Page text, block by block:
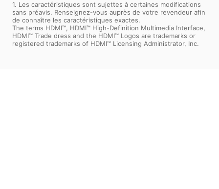
1. Les caractéristiques sont sujettes à certaines modifications
sans préavis. Renseignez-vous auprès de votre revendeur afin
de connaître les caractéristiques exactes.
The terms HDMI™, HDMI™ High-Definition Multimedia Interface,
HDMI™ Trade dress and the HDMI™ Logos are trademarks or
registered trademarks of HDMI™ Licensing Administrator, Inc.